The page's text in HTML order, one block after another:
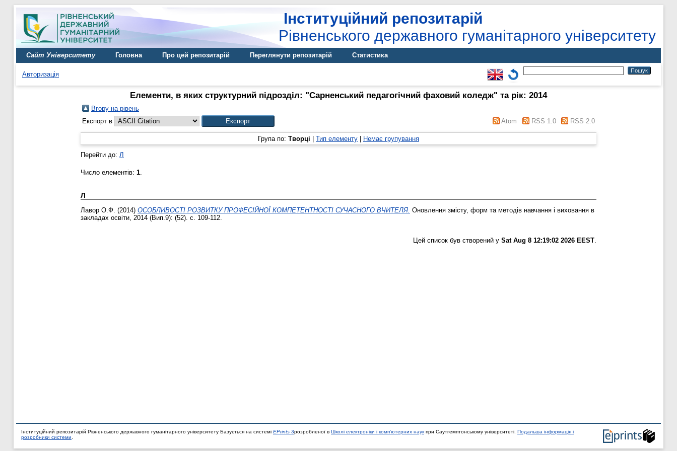
Інституційний репозитарій
Рівненського державного гуманітарного університету
Сайт Університету Головна Про цей репозитарій Переглянути репозитарій Статистика
Авторизація
Елементи, в яких структурний підрозділ: "Сарненський педагогічний фаховий коледж" та рік: 2014
Вгору на рівень
Експорт в
Atom RSS 1.0 RSS 2.0
Група по: Творці Тип елементу Немає групування
Перейти до: Л
Число елементів: 1.
Л
Лавор О.Ф. (2014) ОСОБЛИВОСТІ РОЗВИТКУ ПРОФЕСІЙНОЇ КОМПЕТЕНТНОСТІ СУЧАСНОГО ВЧИТЕЛЯ. Оновлення змісту, форм та методів навчання і виховання в
закладах освіти, 2014 (Вип.9): (52). с. 109-112.
Цей список був створений у Sat Aug 8 12:19:02 2026 EEST
Інституційний репозитарій Рівненського державного гуманітарного університету Базується на системі EPrints 3розробленої в Школі електроніки і комп'ютерних наук при Саутгемптонському університеті. Подальша інформація і
розробники системи